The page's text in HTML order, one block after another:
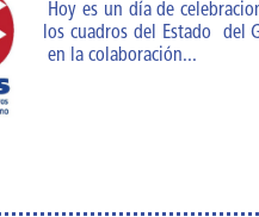
Hoy es un día de
los cuadros del Estado del
en la colaboración...